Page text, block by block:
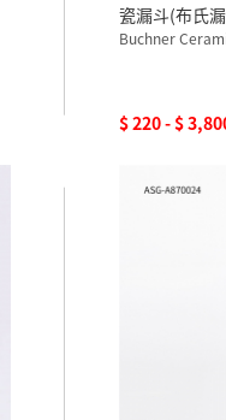
瓷漏斗(布氏
Buchner
$ 220 - $